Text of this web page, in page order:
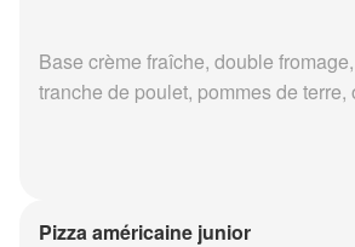
Base crème fraîche, double
tranche de poulet, pommes de terre,
Pizza américaine junior